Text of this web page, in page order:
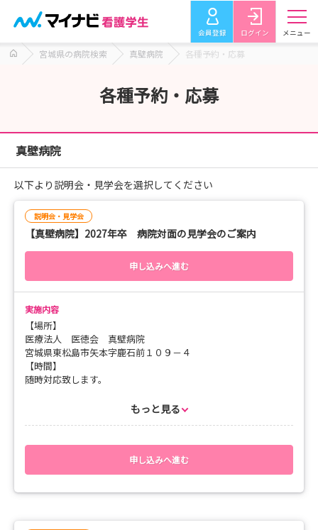
会員登録 ログイン メニュー
宮城県の病院検索 真壁病院 各種予約・応募
各種予約・応募
真壁病院
以下より説明会・見学会を選択してください
説明会・見学会
【真壁病院】2027年卒 病院対面の見学会のご案内
申し込みへ進む
実施内容
【場所】
医療法人 医徳会 真壁病院
宮城県東松島市矢本字鹿石前１０９－４
【時間】
随時対応致します。
もっと見る
申し込みへ進む